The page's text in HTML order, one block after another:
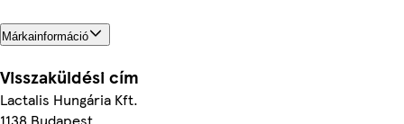
Márkainformáció
Visszaküldési cím
Lactalis Hungária Kft.